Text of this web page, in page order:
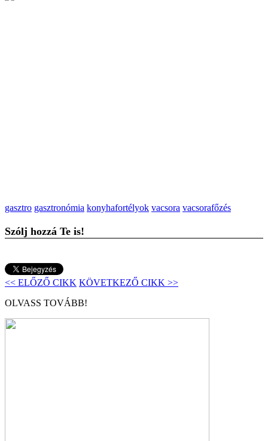
gasztro gasztronómia konyhafortélyok vacsora vacsorafőzés
Szólj hozzá Te is!
<< ELŐZŐ CIKK KÖVETKEZŐ CIKK >>
OLVASS TOVÁBB!